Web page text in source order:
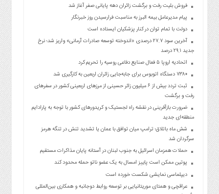
فروش بلیت رفت و برگشت زائران دهه پایانی صفر آغاز شد
پیام مدیرعامل بیمه البرز به مناسبت فرارسیدن روز خبرنگار
دولت با تمام توان در کنار پزشکیان ایستاده است
آخرین سود ۲۷.۷ درصدی «اندوخته توسعه صادرات آرمانی» واریز شد؛ نرخ
جدید ۲۹.۱ درصد
اتحادیه اروپا ۵ فعال صنایع دفاعی روسیه را تحریم کرد
۷۳۸۰ دستگاه اتوبوس برای جابه‌جایی زائران اربعین به‌ کارگیری شد
ثبت تردد بیش از ۶ میلیون زائر حسینی از مرزهای اربعینی کشور در سفرهای
رفت و برگشت
ضرورت بازآفرینی در نقشه راه لجستیک و کریدورهای کشور با توجه به پارادایم
منطقه‌ای جدید
شش ماه باتلاق؛ ترامپ میان توافق با عمان یا تشدید تنش در تنگه هرمز
سرگردان شد
حملات همزمان اسرائیل به جنوب لبنان در آستانه پایان مذاکرات مستقیم
پوتین ممکن است پاییز امسال به یک عضو ناتو حمله محدود کند
دیپلماسی نمایشی شکست خورده است
عراقچی و همتای موریتانیایی بر توسعه روابط دوجانبه و همکاری بین‌المللی